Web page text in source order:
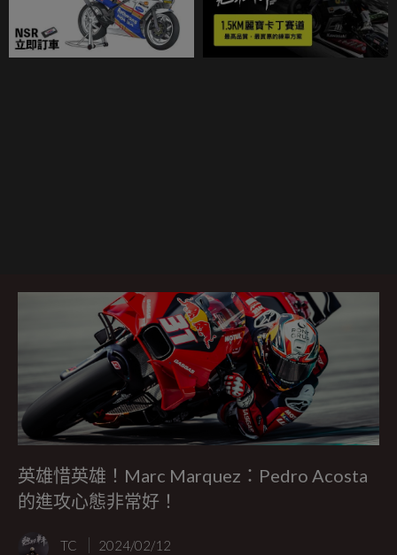
英雄惜英雄！Marc Marquez：Pedro Acosta
的進攻心態非常好！
TC 2024/02/12